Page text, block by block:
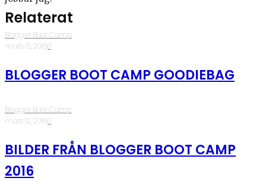
Relaterat
Blogger Boot Camp
·mars 15, 2016·0
BLOGGER BOOT CAMP GOODIEBAG
Blogger Boot Camp
·mars 12, 2016·0
BILDER FRÅN BLOGGER BOOT CAMP
2016